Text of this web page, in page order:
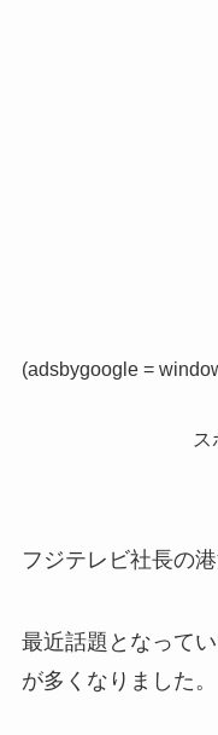
(adsbygoogle =
ス
フジテレビ社長の港
最近話題となって
が多くなりました。